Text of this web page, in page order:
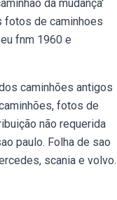
da mudança'
fotos de caminhoes
fnm 1960 e
caminhões antigos
fotos de
não requerida
paulo. Folha de sao
scania e volvo.